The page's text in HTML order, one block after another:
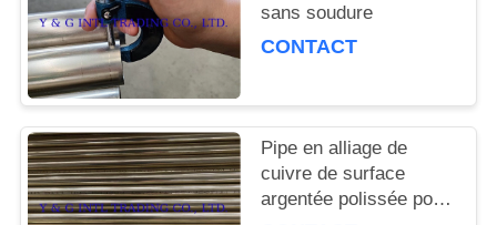
sans soudure
CONTACT
Pipe en alliage de
cuivre de surface
argentée polissée pour